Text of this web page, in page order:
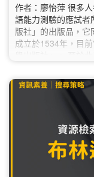
作者：廖怡萍 很多
語能力測驗的應試者
版社」的出版品，它
成立於1534年，目